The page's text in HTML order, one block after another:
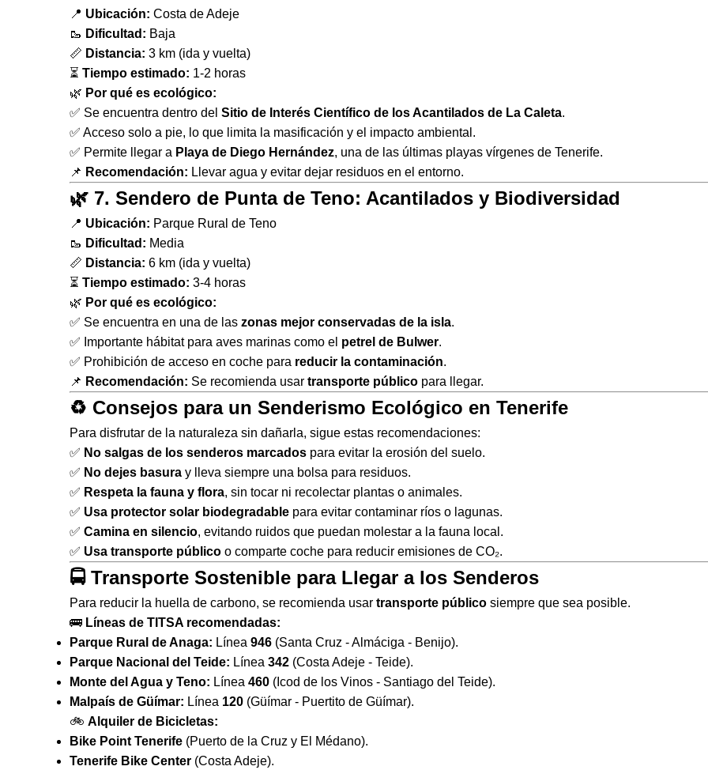
📍 Ubicación: Costa de Adeje
🥾 Dificultad: Baja
📏 Distancia: 3 km (ida y vuelta)
⏳ Tiempo estimado: 1-2 horas
🌿 Por qué es ecológico:
✅ Se encuentra dentro del Sitio de Interés Científico de los Acantilados de La Caleta.
✅ Acceso solo a pie, lo que limita la masificación y el impacto ambiental.
✅ Permite llegar a Playa de Diego Hernández, una de las últimas playas vírgenes de Tenerife.
📌 Recomendación: Llevar agua y evitar dejar residuos en el entorno.
🌿 7. Sendero de Punta de Teno: Acantilados y Biodiversidad
📍 Ubicación: Parque Rural de Teno
🥾 Dificultad: Media
📏 Distancia: 6 km (ida y vuelta)
⏳ Tiempo estimado: 3-4 horas
🌿 Por qué es ecológico:
✅ Se encuentra en una de las zonas mejor conservadas de la isla.
✅ Importante hábitat para aves marinas como el petrel de Bulwer.
✅ Prohibición de acceso en coche para reducir la contaminación.
📌 Recomendación: Se recomienda usar transporte público para llegar.
♻️ Consejos para un Senderismo Ecológico en Tenerife
Para disfrutar de la naturaleza sin dañarla, sigue estas recomendaciones:
✅ No salgas de los senderos marcados para evitar la erosión del suelo.
✅ No dejes basura y lleva siempre una bolsa para residuos.
✅ Respeta la fauna y flora, sin tocar ni recolectar plantas o animales.
✅ Usa protector solar biodegradable para evitar contaminar ríos o lagunas.
✅ Camina en silencio, evitando ruidos que puedan molestar a la fauna local.
✅ Usa transporte público o comparte coche para reducir emisiones de CO₂.
🚍 Transporte Sostenible para Llegar a los Senderos
Para reducir la huella de carbono, se recomienda usar transporte público siempre que sea posible.
🚌 Líneas de TITSA recomendadas:
Parque Rural de Anaga: Línea 946 (Santa Cruz - Almáciga - Benijo).
Parque Nacional del Teide: Línea 342 (Costa Adeje - Teide).
Monte del Agua y Teno: Línea 460 (Icod de los Vinos - Santiago del Teide).
Malpaís de Güímar: Línea 120 (Güímar - Puertito de Güímar).
🚲 Alquiler de Bicicletas:
Bike Point Tenerife (Puerto de la Cruz y El Médano).
Tenerife Bike Center (Costa Adeje).